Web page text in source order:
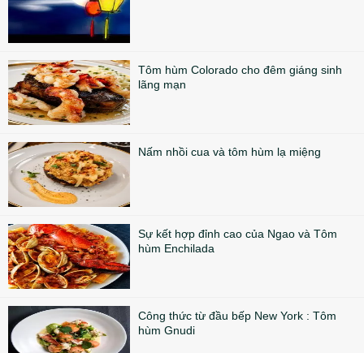
Tôm hùm Colorado cho đêm giáng sinh
lãng mạn
Nấm nhồi cua và tôm hùm lạ miệng
Sự kết hợp đỉnh cao của Ngao và Tôm
hùm Enchilada
Công thức từ đầu bếp New York : Tôm
hùm Gnudi